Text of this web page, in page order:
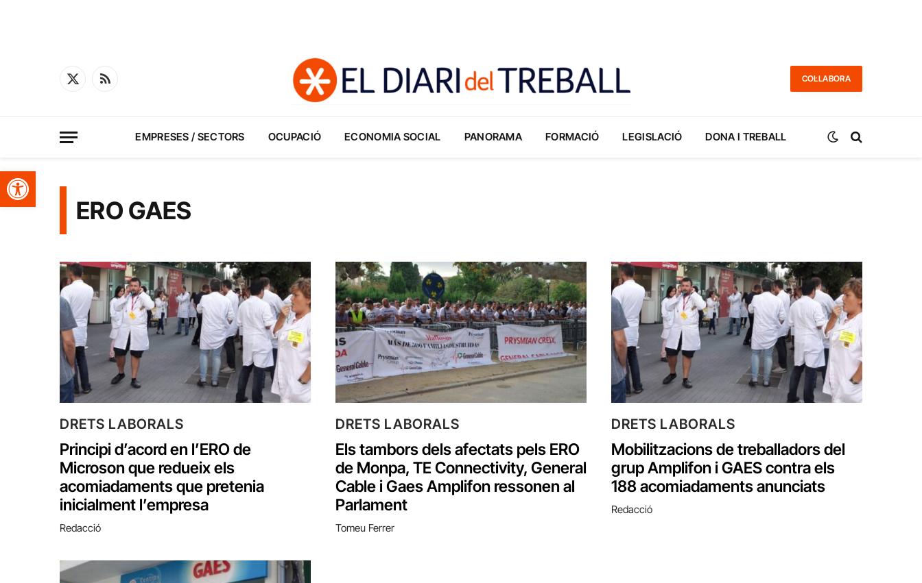
Obre la barra d'eines
X
RSS
COL·LABORA
EMPRESES / SECTORS OCUPACIÓ ECONOMIA SOCIAL PANORAMA FORMACIÓ LEGISLACIÓ DONA I TREBALL
ERO GAES
DRETS LABORALS
Principi d’acord en l’ERO de
Microson que redueix els
acomiadaments que pretenia
inicialment l’empresa
Redacció
DRETS LABORALS
Els tambors dels afectats pels ERO
de Monpa, TE Connectivity, General
Cable i Gaes Amplifon ressonen al
Parlament
Tomeu Ferrer
DRETS LABORALS
Mobilitzacions de treballadors del
grup Amplifon i GAES contra els
188 acomiadaments anunciats
Redacció